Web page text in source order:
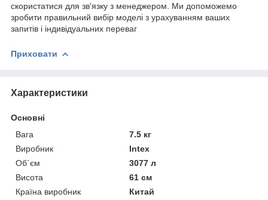
скористатися для зв'язку з менеджером. Ми допоможемо
зробити правильний вибір моделі з урахуванням ваших
запитів і індивідуальних переваг
Приховати
Характеристики
Основні
Вага
7.5 кг
Виробник
Intex
Об`єм
3077 л
Висота
61 см
Країна виробник
Китай